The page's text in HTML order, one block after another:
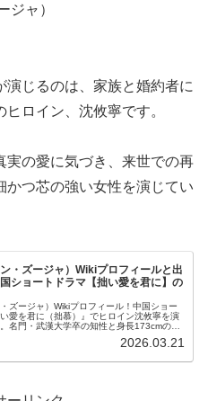
ジャ）
じるのは、家族と婚約者に
ロイン、沈攸寧です。
実の愛に気づき、来世での再
つ芯の強い女性を演じてい
・ズージャ）Wikiプロフィールと出
ショートドラマ【拙い愛を君に】の
ズージャ）Wikiプロフィール！中国ショー
愛を君に（拙慕）』でヒロイン沈攸寧を演
名門・武漢大学卒の知性と身長173cmの美
な出演作品から共演者情報まで中国現地情報
2026.03.21